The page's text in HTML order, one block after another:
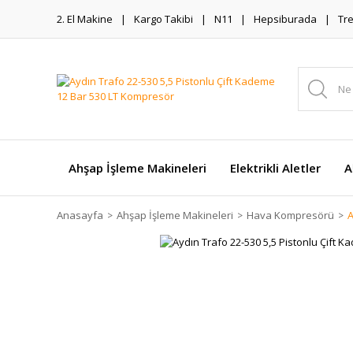
2. El Makine Kargo Takibi N11 Hepsiburada
Ahşap İşleme Makineleri Elektrikli Aletler
Anasayfa Ahşap İşleme Makineleri Hava Kompresörü